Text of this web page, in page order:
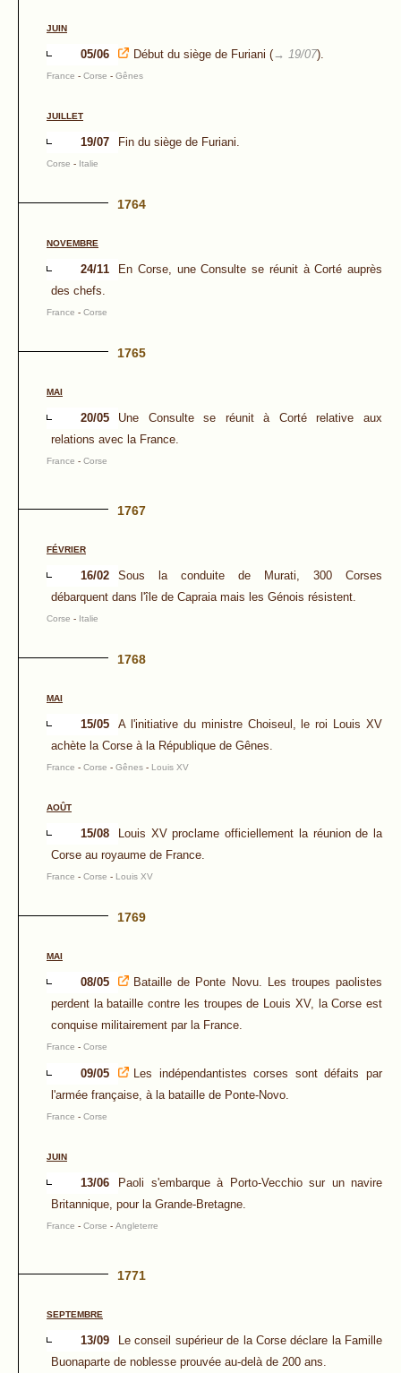
JUIN
05/06 Début du siège de Furiani (→ 19/07).
France - Corse - Gênes
JUILLET
19/07 Fin du siège de Furiani.
Corse - Italie
1764
NOVEMBRE
24/11
En Corse, une Consulte se réunit à Corté auprès
des chefs.
France - Corse
1765
MAI
20/05
Une Consulte se réunit à Corté relative aux
relations avec la France.
France - Corse
1767
FÉVRIER
16/02
Sous la conduite de Murati, 300 Corses
débarquent dans l'île de Capraia mais les Génois résistent.
Corse - Italie
1768
MAI
15/05
A l'initiative du ministre Choiseul, le roi Louis XV
achète la Corse à la République de Gênes.
France - Corse - Gênes - Louis XV
AOÛT
15/08
Louis XV proclame officiellement la réunion de la
Corse au royaume de France.
France - Corse - Louis XV
1769
MAI
08/05
Bataille de Ponte Novu. Les troupes paolistes
perdent la bataille contre les troupes de Louis XV, la Corse est
conquise militairement par la France.
France - Corse
09/05
Les indépendantistes corses sont défaits par
l'armée française, à la bataille de Ponte-Novo.
France - Corse
JUIN
13/06
Paoli s'embarque à Porto-Vecchio sur un navire
Britannique, pour la Grande-Bretagne.
France - Corse - Angleterre
1771
SEPTEMBRE
13/09
Le conseil supérieur de la Corse déclare la Famille
Buonaparte de noblesse prouvée au-delà de 200 ans.